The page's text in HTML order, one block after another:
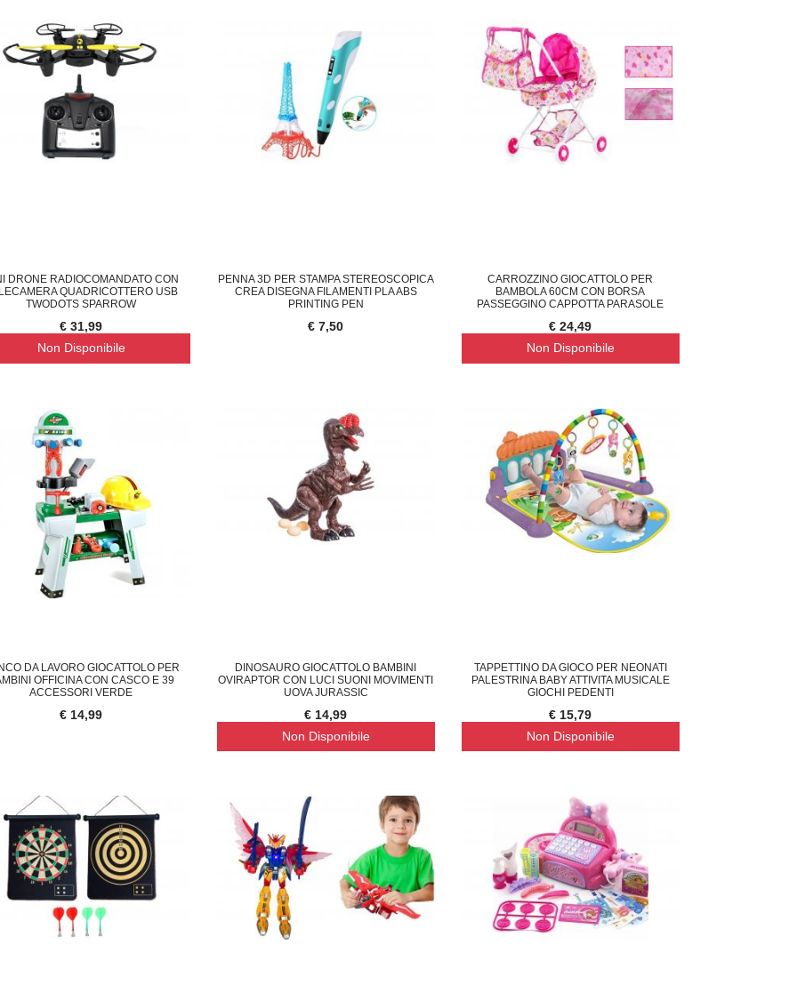
DRONE RADIOCOMANDATO CON
QUADRICOTTERO USB
TWODOTS SPARROW
€ 31,99
Non Disponibile
PENNA 3D PER STAMPA STEREOSCOPICA
CREA DISEGNA FILAMENTI PLA ABS
PRINTING PEN
€ 7,50
CARROZZINO GIOCATTOLO PER
BAMBOLA 60CM CON BORSA
PASSEGGINO CAPPOTTA PARASOLE
€ 24,49
Non Disponibile
DA LAVORO GIOCATTOLO PER
OFFICINA CON CASCO E 39
ACCESSORI VERDE
€ 14,99
DINOSAURO GIOCATTOLO BAMBINI
OVIRAPTOR CON LUCI SUONI MOVIMENTI
UOVA JURASSIC
€ 14,99
Non Disponibile
TAPPETTINO DA GIOCO PER NEONATI
PALESTRINA BABY ATTIVITA MUSICALE
GIOCHI PEDENTI
€ 15,79
Non Disponibile